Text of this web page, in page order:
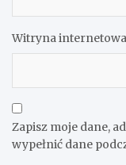
Witryna internetowa
Zapisz moje dane,
wypełnić dane